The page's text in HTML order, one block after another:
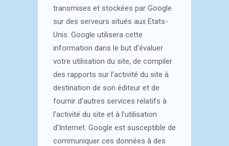
transmises et stockées par Google
sur des serveurs situés aux Etats-
Unis. Google utilisera cette
information dans le but d’évaluer
votre utilisation du site, de compiler
des rapports sur l’activité du site à
destination de son éditeur et de
fournir d’autres services relatifs à
l’activité du site et à l’utilisation
d’Internet. Google est susceptible de
communiquer ces données à des